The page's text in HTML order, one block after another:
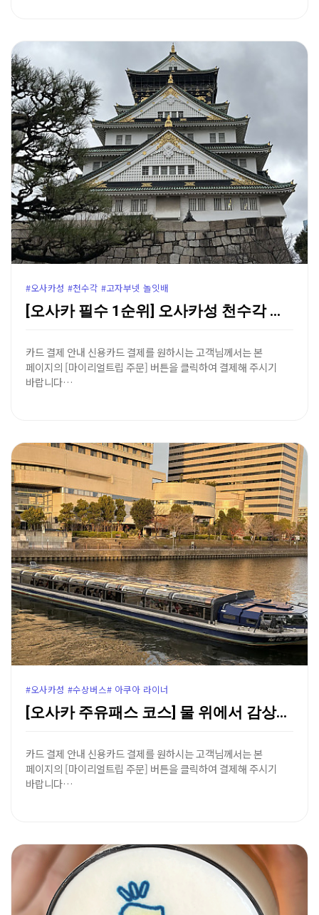
#오사카성 #천수각 #고자부넷 놀잇배
[오사카 필수 1순위] 오사카성 천수각 역사 탐방 & …
카드 결제 안내 신용카드 결제를 원하시는 고객님께서는 본
페이지의 [마이리얼트립 주문] 버튼을 클릭하여 결제해 주시기
바랍니다…
#오사카성 #수상버스# 아쿠아 라이너
[오사카 주유패스 코스] 물 위에서 감상하는 도심 힐링…
카드 결제 안내 신용카드 결제를 원하시는 고객님께서는 본
페이지의 [마이리얼트립 주문] 버튼을 클릭하여 결제해 주시기
바랍니다…